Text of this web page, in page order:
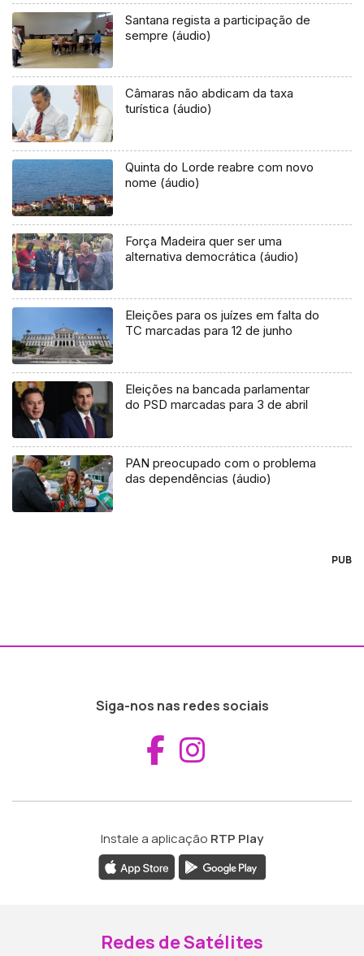
Santana regista a participação de
sempre (áudio)
Câmaras não abdicam da taxa
turística (áudio)
Quinta do Lorde reabre com novo
nome (áudio)
Força Madeira quer ser uma
alternativa democrática (áudio)
Eleições para os juízes em falta do
TC marcadas para 12 de junho
Eleições na bancada parlamentar
do PSD marcadas para 3 de abril
PAN preocupado com o problema
das dependências (áudio)
PUB
Siga-nos nas redes sociais
Aceder ao
Instale a aplicação RTP Play
Redes de Satélites